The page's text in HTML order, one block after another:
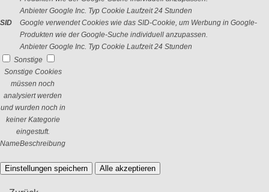
Anbieter Google Inc. Typ Cookie Laufzeit 24 Stunden
SID
Google verwendet Cookies wie das SID-Cookie, um Werbung in Google-
Produkten wie der Google-Suche individuell anzupassen.
Anbieter Google Inc. Typ Cookie Laufzeit 24 Stunden
Sonstige
Sonstige Cookies
müssen noch
analysiert werden
und wurden noch in
keiner Kategorie
eingestuft.
NameBeschreibung
Einstellungen speichern Alle akzeptieren